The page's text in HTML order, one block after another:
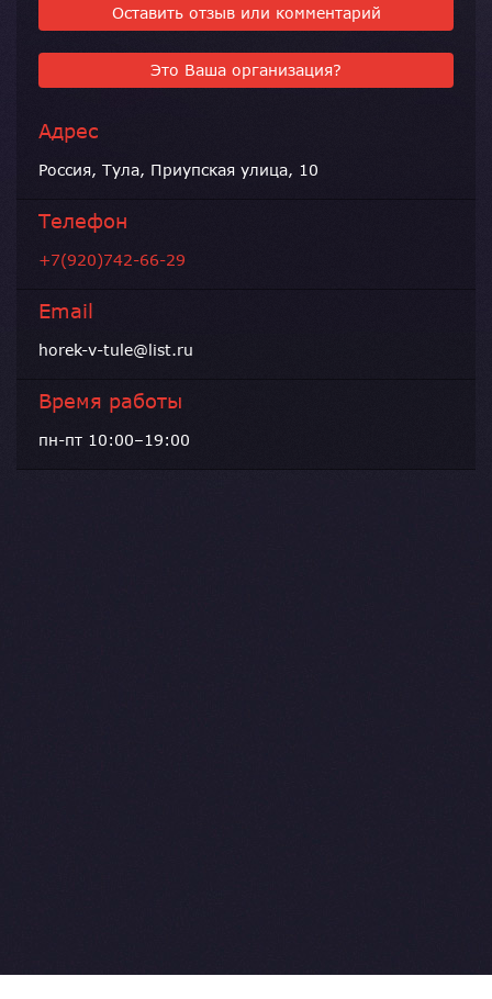
Оставить отзыв или комментарий
Это Ваша организация?
Адрес
Россия, Тула, Приупская улица, 10
Телефон
+7(920)742-66-29
Email
horek-v-tule@list.ru
Время работы
пн-пт 10:00–19:00